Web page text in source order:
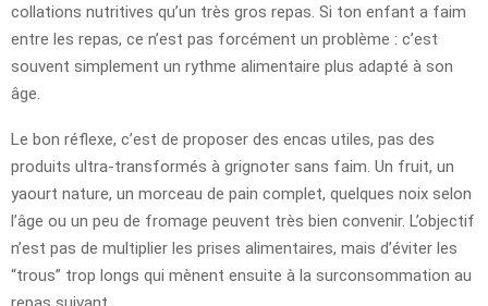
collations nutritives qu’un très gros repas. Si ton enfant a faim
entre les repas, ce n’est pas forcément un problème : c’est
souvent simplement un rythme alimentaire plus adapté à son
âge.
Le bon réflexe, c’est de proposer des encas utiles, pas des
produits ultra-transformés à grignoter sans faim. Un fruit, un
yaourt nature, un morceau de pain complet, quelques noix selon
l’âge ou un peu de fromage peuvent très bien convenir. L’objectif
n’est pas de multiplier les prises alimentaires, mais d’éviter les
“trous” trop longs qui mènent ensuite à la surconsommation au